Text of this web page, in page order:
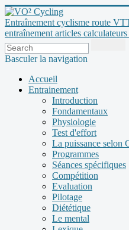
Entraînement cyclisme route
entraînement articles
Basculer la navigation
Accueil
Entrainement
Introduction
Fondamentaux
Physiologie
Test d'effort
La puissance selon
Programmes
Séances spécifiques
Compétition
Evaluation
Pilotage
Diététique
Le mental